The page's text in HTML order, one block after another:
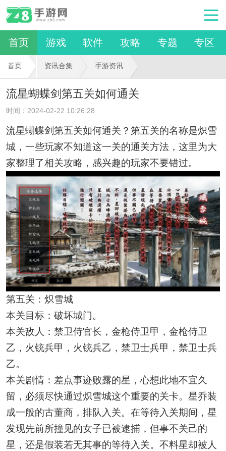
首页 游戏 软件 攻略 专题 专区
首页 资讯合集 手游资讯
流星蝴蝶剑第五关如何通关
时间：2024-02-22 10:26:28
流星蝴蝶剑第五关如何通关？第五关的名称是炽雪
城，一些玩家不知道这一关的通关方法，这里为大
家整理了相关攻略，感兴趣的玩家不要错过。
第五关：炽雪城
本关目标：破坏城门。
本关敌人：禁卫侍官长，金枪侍卫甲，金枪侍卫
乙，火铳兵甲，火铳兵乙，禁卫士兵甲，禁卫士兵
乙。
本关剧情：差点事迹败露的星，心想此地不宜久
留，必须尽快通过炽雪城这个重要的关卡。星乔装
成一般的古董商，排队入关。在等待入关期间，星
发现先前所撞见的女子已被逮捕，但事不关己的
星，还是假装若无其事的等待入关。不料星却被人